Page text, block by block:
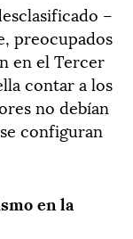
–
preocupados
en el Tercer
contar a los
no debían
configuran
en la